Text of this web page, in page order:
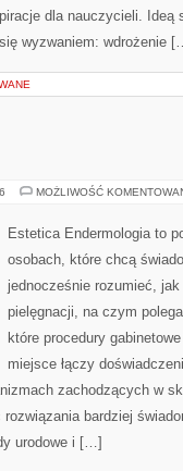
dla nauczycieli. Ideą
wyzwaniem: wdrożenie
MOŻLIWOŚĆ
Estetica Endermologia to
osobach, które chcą
jednocześnie rozumieć, jak
pielęgnacji, na czym
które procedury
miejsce łączy
zachodzących w
bardziej
urodowe i […]